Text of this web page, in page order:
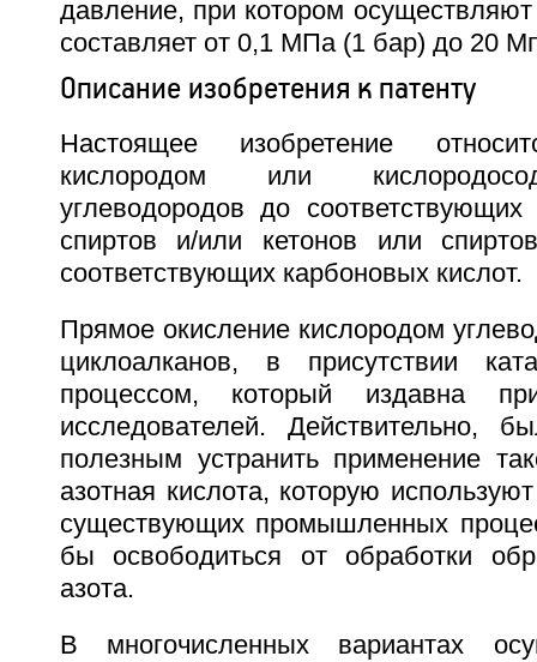
давление, при котором
составляет от 0,1 МПа (1 бар) до 20
Описание изобретения к патенту
Настоящее изобретение
кислородом или
углеводородов до соответствующих
спиртов и/или кетонов или
соответствующих карбоновых кислот.
Прямое окисление кислородом
циклоалканов, в присутствии
процессом, который издавна
исследователей. Действительно,
полезным устранить применение
азотная кислота, которую
существующих промышленных
бы освободиться от обработки
азота.
В многочисленных вариантах